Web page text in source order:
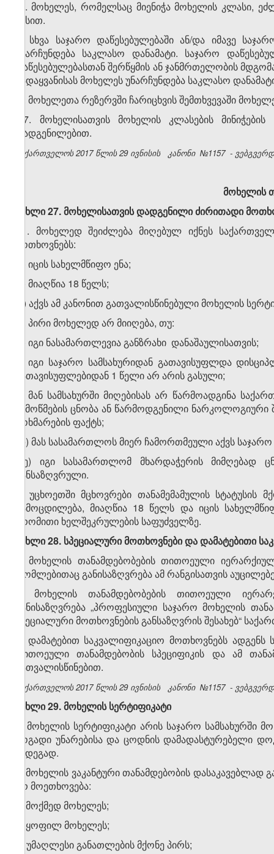
4. მოხელეს, რომელსაც მიენიჭა მოხელის კლასი,
წესით.
5. სხვა საჯარო დაწესებულებაში ან/და იმავე
უნარჩუნდება საკლასო დანამატი. საჯარო
დაწესებულებასთან შერწყმის ან ჯანმრთელობის
გადაყვანისას მოხელეს უნარჩუნდება საკლასო
6. მოხელეთა რეზერვში ჩარიცხვის შემთხვევაში
7. მოხელისათვის მოხელის კლასების
დადგენილებით.
საქართველოს 2017 წლის 29 ივნისის კანონი №1157 -
მოხელის
მუხლი 27. მოხელისათვის დადგენილი ძირითადი
1. მოხელედ შეიძლება მიღებულ იქნეს
მოთხოვნებს:
ა) იცის სახელმწიფო ენა;
ბ) მიაღწია 18 წელს;
გ) აქვს ამ კანონით გათვალისწინებული მოხელის
2. პირი მოხელედ არ მიიღება, თუ:
ა) იგი ნასამართლევია განზრახი დანაშაულისათვის;
ბ) იგი საჯარო სამსახურიდან გათავისუფლდა
გათავისუფლებიდან 1 წელი არ არის გასული;
გ) მან სამსახურში მიღებისას არ წარმოადგინა
შემოწმების ცნობა ან წარმოდგენილი ნარკოლოგიური
მოხმარების ფაქტს;
დ) მას სასამართლოს მიერ ჩამორთმეული აქვს საჯარო
ე) იგი სასამართლომ მხარდაჭერის მიმღებად
განსაზღვრული.
3. უცხოეთში მცხოვრები თანამემამულის
გამოცდილება, მიაღწია 18 წელს და იცის
შრომითი ხელშეკრულების საფუძველზე.
მუხლი 28. სპეციალური მოთხოვნები და დამატებითი
1. მოხელის თანამდებობების თითოეული
რომლებითაც განისაზღვრება ამ რანგისათვის
2. მოხელის თანამდებობების თითოეული
განისაზღვრება „პროფესიული საჯარო მოხელის
სპეციალური მოთხოვნების განსაზღვრის შესახებ“
3. დამატებით საკვალიფიკაციო მოთხოვნებს
თითოეული თანამდებობის სპეციფიკის და ამ
გათვალისწინებით.
საქართველოს 2017 წლის 29 ივნისის კანონი №1157 -
მუხლი 29. მოხელის სერტიფიკატი
1. მოხელის სერტიფიკატი არის საჯარო სამსახურში
ზოგადი უნარებისა და ცოდნის დამადასტურებელი
შედეგად.
2. მოხელის ვაკანტური თანამდებობის
არ მოეთხოვება:
ა) მოქმედ მოხელეს;
ბ) ყოფილ მოხელეს;
გ) უმაღლესი განათლების მქონე პირს;